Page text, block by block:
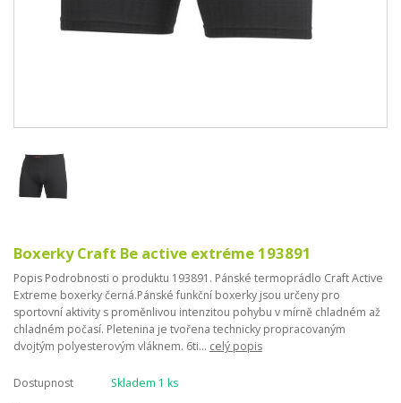
Boxerky Craft Be active extréme 193891
Popis Podrobnosti o produktu 193891. Pánské termoprádlo Craft Active
Extreme boxerky černá.Pánské funkční boxerky jsou určeny pro
sportovní aktivity s proměnlivou intenzitou pohybu v mírně chladném až
chladném počasí. Pletenina je tvořena technicky propracovaným
dvojtým polyesterovým vláknem. 6ti... celý popis
Dostupnost
Skladem 1 ks